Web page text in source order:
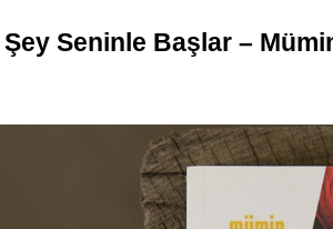
Şey Seninle Başlar –